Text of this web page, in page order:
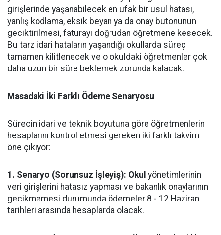
girişlerinde yaşanabilecek en ufak bir usul hatası,
yanlış kodlama, eksik beyan ya da onay butonunun
geciktirilmesi, faturayı doğrudan öğretmene kesecek.
Bu tarz idari hataların yaşandığı okullarda süreç
tamamen kilitlenecek ve o okuldaki öğretmenler çok
daha uzun bir süre beklemek zorunda kalacak.
​Masadaki İki Farklı Ödeme Senaryosu
​Sürecin idari ve teknik boyutuna göre öğretmenlerin
hesaplarını kontrol etmesi gereken iki farklı takvim
öne çıkıyor:
​1. Senaryo (Sorunsuz İşleyiş): Okul yönetimlerinin
veri girişlerini hatasız yapması ve bakanlık onaylarının
gecikmemesi durumunda ödemeler 8 - 12 Haziran
tarihleri arasında hesaplarda olacak.